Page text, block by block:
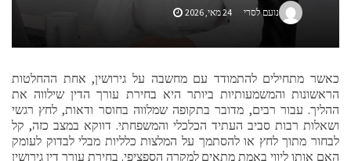
נועם לסרי 24 מאי, 2026
כאשר מתחילים להתמודד עם מחשבה על גירושין, אחת ההחלטות
הראשונות והמשמעותיות ביותר היא בחירת עורך הדין שילווה את
ההליך. עבור רבים, מדובר בתקופה שמלווה בחוסר ודאות, לחץ רגשי
ושאלות רבות סביב העתיד הכלכלי והמשפחתי. דווקא במצב כזה, קל
לבחור מתוך לחץ או להסתמך על המלצות כלליות מבלי לבדוק לעומק
האם אותו ליווי באמת מתאים למקרה הספציפי. בחירת עורך דין גירושין